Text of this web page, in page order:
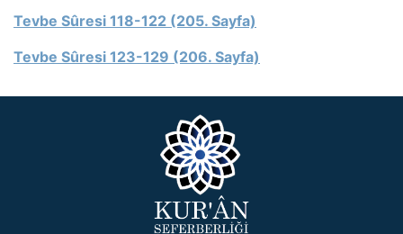
Tevbe Sûresi 118-122 (205. Sayfa)
Tevbe Sûresi 123-129 (206. Sayfa)